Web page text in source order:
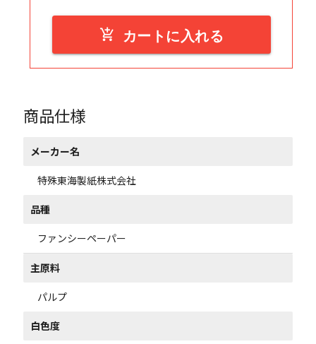
add_shopping_cart カートに入れる
商品仕様
メーカー名
特殊東海製紙株式会社
品種
ファンシーペーパー
主原料
パルプ
白色度